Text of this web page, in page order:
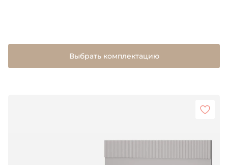
Выбрать комплектацию